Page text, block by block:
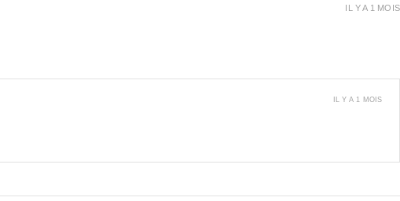
IL Y A 1 MOIS
IL Y A 1 MOIS